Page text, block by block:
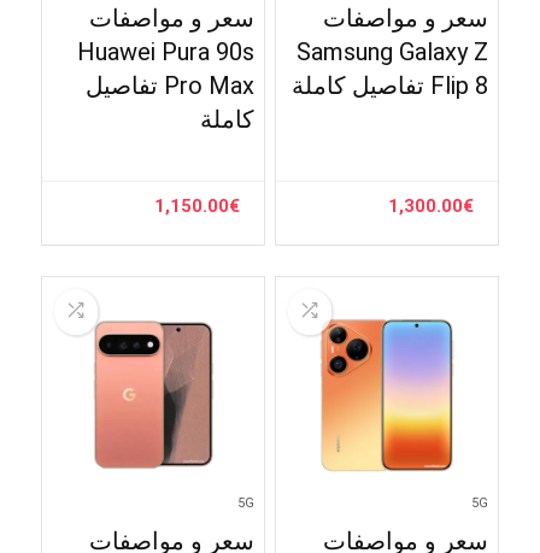
سعر و مواصفات
Samsung Galaxy Z
Flip 8 تفاصيل كاملة
€
1,300.00
سعر و مواصفات
Huawei Pura 90s
Pro Max تفاصيل
كاملة
€
1,150.00
5G
سعر و مواصفات
5G
سعر و مواصفات